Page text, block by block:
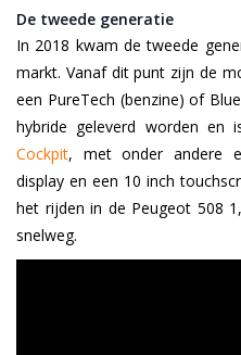
De tweede generatie
In 2018 kwam de tweede
markt. Vanaf dit punt zijn de
een PureTech (benzine) of
hybride geleverd worden en
Cockpit, met onder andere
display en een 10 inch
het rijden in de Peugeot 508
snelweg.